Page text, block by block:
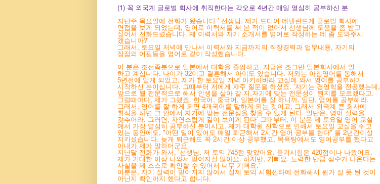
(1) 꼭 외국계 글로벌 회사에 취직한다는 각오로 4년간 매일 열심히 공부하신 분
지난주 목요일에 전화가 왔습니다 ' 선생님, 제가 드디어 데델란드계 글로벌 회사에
면접을 보게 되었는데, 영어로 이력서를 써 본 적이 없어서 선생님께 도움을 좀 받고
싶어서 전화드렸습니다. 제 이력서와 자기 소개서를 영어로 작성하는 데 좀 도와주시
겠습니까?'
그래서, 토요일 저녁에 만나서 이력서와 지금까지의 직장경력과 업무내용, 자기의
장점의 어필등을 영어로 같이 작성했습니다.
이 분은 조선족분으로 일본에서 대학을 졸업하고, 지금은 조그만 일본회사에서 일
하고 계십니다. 나이가 32이고 결혼해서 아이도 있습니다. 저와는 아침영어를 통해서
5년전에 알게 되었고, 제가 한 토요일 저녁 아키하바라 교실에 와서 영어를 공부하기
시작하신 분이십니다. 그때부터 저에게 자주질문을 하셨죠. '자기는 경영학을 전공했는데,
앞으로 뭘 전문적으로 해서 인생을 살아 갈 지,자기에 맞는 전문성이 뭔지를 모르겠다고.
그럴때마다, 제가 그랬죠. 한국어,중국어, 일본어를 잘 하니까, 일단, 영어를 공부해라.
그래서, 영어를 잘 하게 되면 4개국어를 말하게 되는 것이고, 그래서 외국계 큰 회사에
취직을 하면 그 안에서 자기에 맞는 전문성을 찾을 수 있게 된다. 일단은, 영어 실력을
갖추어라. 그러면, 자연스럽게 길이 보이게 된다' 그때부터, 이 분은 제 토요일 영어 교실
에서 가장 열심히 공부하신 분이시고, 제가 대학원 진학으로 인해서 토요일 교실을 쉬고
있는 동안에도, "어떤 일이 있어도 매일 퇴근해서 2시간 영어 공부를 한다" 를 2년간이상
지키셨습니다. 늦게 퇴근해도 꼭 2시간 이상 공부했고, 목욕탕에서도 영어공부를 했다고
아내가 제가 말하더군요.
지난달 전화가 와서, '선생님, 저 토익 745점 맞았어요. 듣기시험은 420점이나 나왔어요.
제가 기대한 이상 나와서 믿어지질 않아요. 하지만, 기뻐요. 노력한 만큼 점수가 나온다는
사실을 제 스스로 확인할 수 있어서 너무 기뻐요.'
이분은, 자기 실력이 믿어지지 않아서 실제 토익 시험센타에 전화해서 뭔가 잘 못 된 것이
아닌지 확인까지 했다고 합니다.